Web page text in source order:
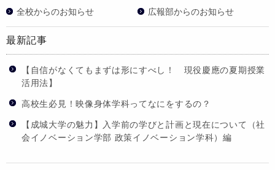
全校からのお知らせ 広報部からのお知らせ
最新記事
【自信がなくてもまずは形にすべし！ 現役慶應の夏期授業
活用法】
高校生必見！映像身体学科ってなにをするの？
【成城大学の魅力】入学前の学びと計画と現在について（社
会イノベーション学部 政策イノベーション学科）編